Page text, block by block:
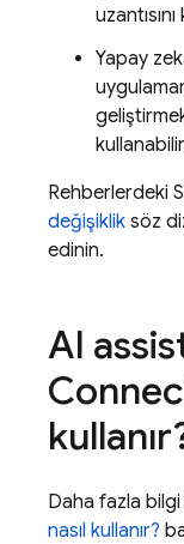
Yapay
Rehberlerdeki
değişiklik söz
edinin.
AI
Daha fazla bilgi
nasıl kullanır?